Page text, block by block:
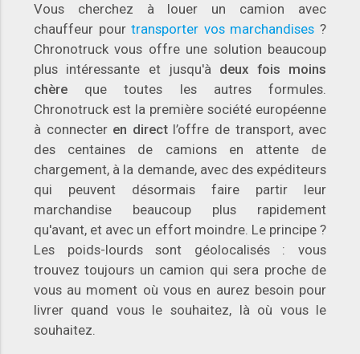
Vous cherchez à louer un camion avec
chauffeur pourtransporter vos marchandises ?
Chronotruck vous offre une solution beaucoup
plus intéressante et jusqu'à deux fois moins
chèreque toutes les autres formules.
Chronotruck est la première société européenne
à connecter en directl’offre de transport, avec
des centaines de camions en attente de
chargement, à la demande, avec des expéditeurs
qui peuvent désormais faire partir leur
marchandise beaucoup plus rapidement
qu'avant, et avec un effort moindre. Le principe ?
Les poids-lourds sont géolocalisés : vous
trouvez toujours un camion qui sera proche de
vous au moment où vous en aurez besoin pour
livrer quand vous le souhaitez, là où vous le
souhaitez.